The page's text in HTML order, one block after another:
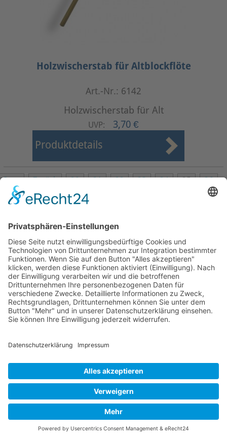
Holzwischerstab für Altblockflöte
Art.-Nr.: 6142
Holzwischerstab für Alt
UVP: 3,70 €
Produktdetails
Start Zurück 20 21 22 23 24 25
26
Seite 25 von 37
Mollenhauer Adresse
Downloads
Weitere Seiten
Datenschutz|Cookie-Einstellungen